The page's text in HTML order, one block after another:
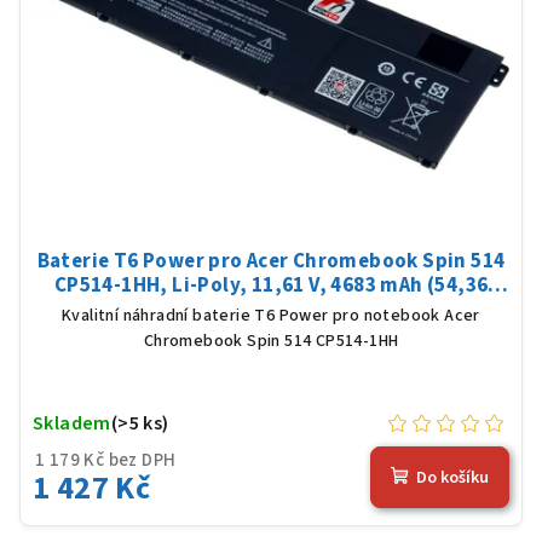
Baterie T6 Power pro Acer Chromebook Spin 514
CP514-1HH, Li-Poly, 11,61 V, 4683 mAh (54,36
Wh), černá
Kvalitní náhradní baterie T6 Power pro notebook Acer
Chromebook Spin 514 CP514-1HH
1 179 Kč bez DPH
1 427 Kč
Skladem(>5 ks)
Do košíku